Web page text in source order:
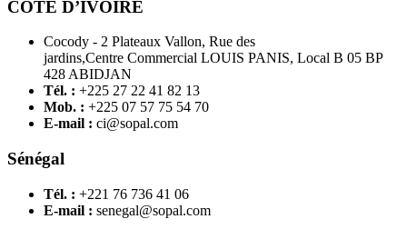
CÔTE D’IVOIRE
Cocody - 2 Plateaux Vallon, Rue des
jardins,Centre Commercial LOUIS PANIS, Local B 05 BP
428 ABIDJAN
Tél. : +225 27 22 41 82 13
Mob. : +225 07 57 75 54 70
E-mail : ci@sopal.com
Sénégal
Tél. : +221 76 736 41 06
E-mail : senegal@sopal.com